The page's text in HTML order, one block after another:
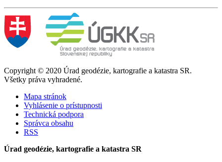
Copyright © 2020 Úrad geodézie, kartografie a katastra SR.
Všetky práva vyhradené.
Mapa stránok
Vyhlásenie o prístupnosti
Technická podpora
Správca obsahu
RSS
Úrad geodézie, kartografie a katastra SR